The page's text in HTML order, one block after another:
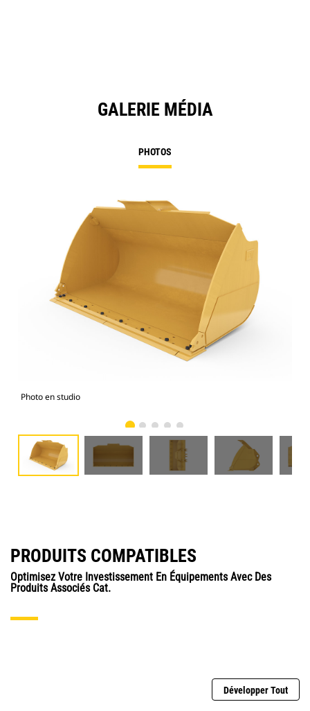
GALERIE MÉDIA
PHOTOS
Photo en studio
PRODUITS COMPATIBLES
Optimisez Votre Investissement En Équipements Avec Des
Produits Associés Cat.
Développer Tout